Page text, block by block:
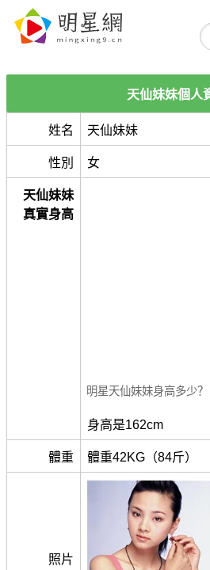
天仙妹妹個人
姓名 天仙妹妹
性別 女
天仙妹妹
真實身高
明星天仙妹妹身高多少？
身高是162cm
體重 體重42KG（84斤）
照片